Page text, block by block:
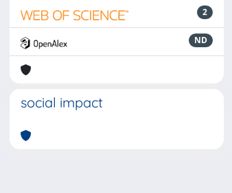
2
ND
social impact